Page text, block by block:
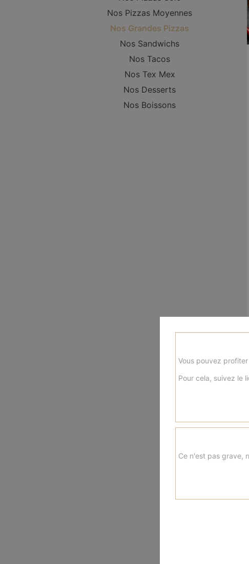
Nos Pizzas Moyennes
Nos Grandes Pizzas
Nos Sandwichs
Nos Tacos
Nos Tex Mex
Nos Desserts
Nos Boissons
Vous pouvez
Pour cela, suivez le
Ce n'est pas grave,